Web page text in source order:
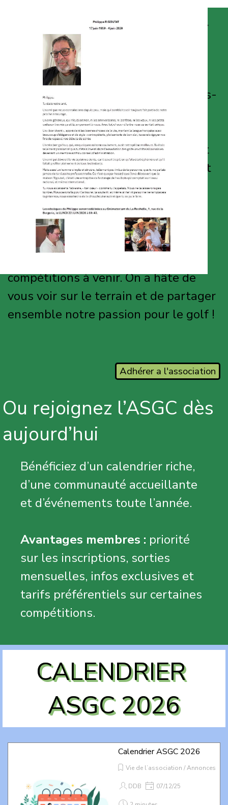
Vous souhaitez adhérer
Venez nous rencontrer le jeudi après-
midi au golf la rochelle Sud pour
découvrir notre association .
Que vous soyez un golfeur débutant
ou un pro du swing, notre équipe est
là pour vous accueillir dans une
ambiance conviviale et chaleureuse.
Profitez de nos échanges lors des
jeudis conviviaux et n'hésitez pas à
compétitions à venir. On a hâte de
vous voir sur le terrain et de partager
ensemble notre passion pour le golf !
Adhérer a l'association
Ou rejoignez l’ASGC dès
aujourd’hui
Bénéficiez d’un calendrier riche,
d’une communauté accueillante
et d’événements toute l’année.
Avantages membres : priorité
sur les inscriptions, sorties
mensuelles, infos exclusives et
tarifs préférentiels sur certaines
compétitions.
CALENDRIER
ASGC 2026
Calendrier ASGC 2026
Vie de l’association / Annonces
DDB 07/12/25